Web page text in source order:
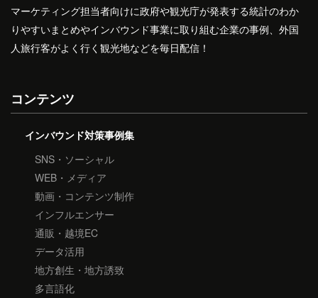
マーケティング担当者向けに政府や観光庁が発表する統計のわか
りやすいまとめやインバウンド事業に取り組む企業の事例、外国
人旅行客がよく行く観光地などを毎日配信！
コンテンツ
インバウンド対策事例集
SNS・ソーシャル
WEB・メディア
動画・コンテンツ制作
インフルエンサー
通販・越境EC
データ活用
地方創生・地方誘致
多言語化